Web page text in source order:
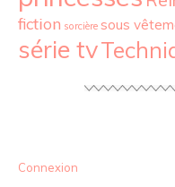
fiction sorcière sous
série tv
Connexion